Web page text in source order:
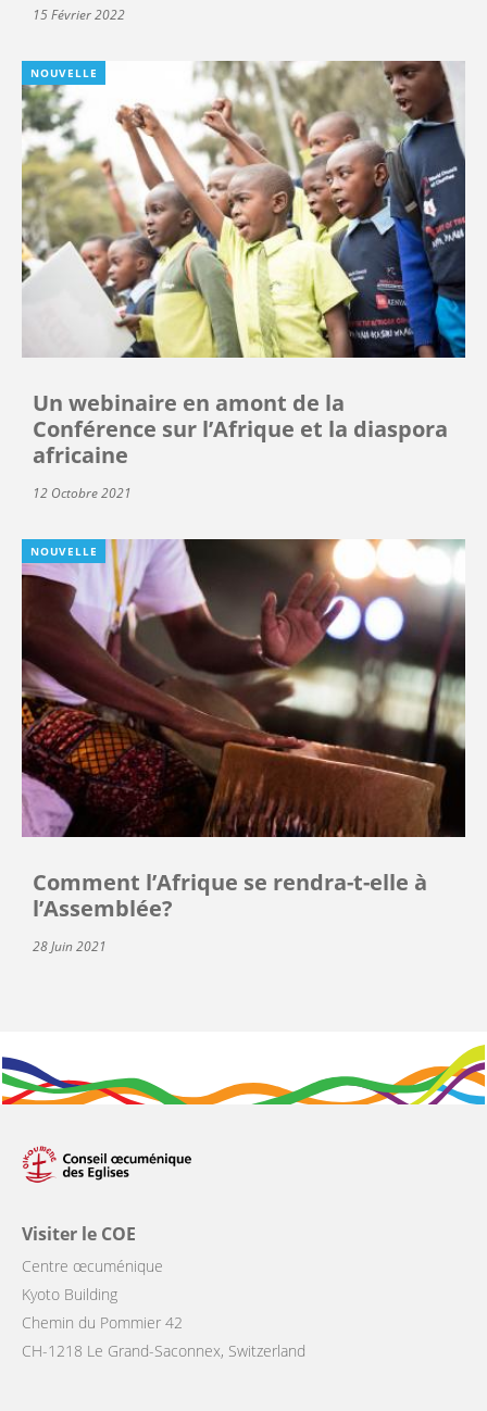
15 Février 2022
NOUVELLE
Un webinaire en amont de la
Conférence sur l’Afrique et la diaspora
africaine
12 Octobre 2021
NOUVELLE
Comment l’Afrique se rendra-t-elle à
l’Assemblée?
28 Juin 2021
Visiter le COE
Centre œcuménique
Kyoto Building
Chemin du Pommier 42
CH-1218 Le Grand-Saconnex, Switzerland